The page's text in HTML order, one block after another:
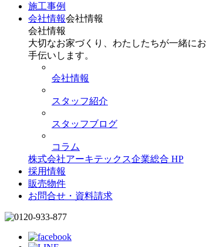
施工事例
会社情報会社情報
会社情報
大切なお家づくり、わたしたちが一緒にお
手伝いします。
会社情報
スタッフ紹介
スタッフブログ
コラム
株式会社アーキテックス企業総合 HP
採用情報
販売物件
お問合せ・資料請求